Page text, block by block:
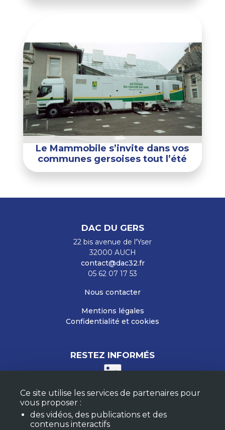
Le Mammobile s’invite dans vos
communes gersoises tout l’été
DAC DU GERS
22 bis avenue de l'Yser
32000 AUCH
contact@dac32.fr
05 62 07 17 53
Nous contacter
Mentions légales
Confidentialité et cookies
RESTEZ INFORMÉS
M'ABONNER À LA NEWSLETTER
FAQ
Ce site utilise les services de partenaires pour
vous proposer :
des vidéos, des publications et des
contenus interactifs